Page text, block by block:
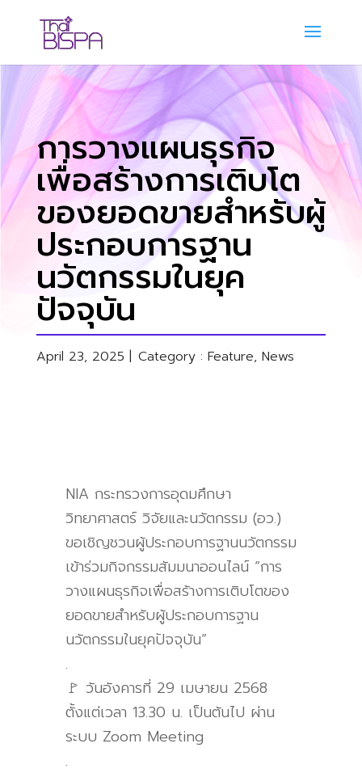
การวางแผนธุรกิจ
เพื่อสร้างการเติบโต
ของยอดขายสำหรับผู้
ประกอบการฐาน
นวัตกรรมในยุค
ปัจจุบัน
April 23, 2025 | Category : Feature, News
NIA กระทรวงการอุดมศึกษา
วิทยาศาสตร์ วิจัยและนวัตกรรม (อว.)
ขอเชิญชวนผู้ประกอบการฐานนวัตกรรม
เข้าร่วมกิจกรรมสัมมนาออนไลน์ “การ
วางแผนธุรกิจเพื่อสร้างการเติบโตของ
ยอดขายสำหรับผู้ประกอบการฐาน
นวัตกรรมในยุคปัจจุบัน”
.
🚩 วันอังคารที่ 29 เมษายน 2568
ตั้งแต่เวลา 13.30 น. เป็นต้นไป ผ่าน
ระบบ Zoom Meeting
.